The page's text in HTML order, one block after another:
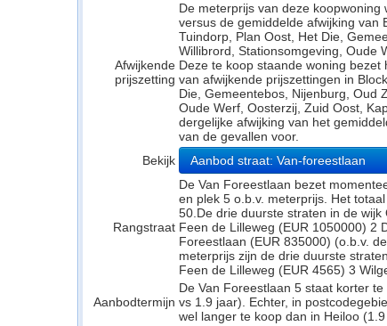
Afwijkende
prijszetting
De meterprijs van deze
versus de gemiddelde afwijking van
Tuindorp, Plan Oost, Het Die,
Willibrord, Stationsomgeving, Oude
Deze te koop staande woning
van afwijkende prijszettingen in
Die, Gemeentebos, Nijenburg, Oud
Oude Werf, Oosterzij, Zuid Oost,
dergelijke afwijking van het
van de gevallen voor.
Bekijk
Aanbod straat: Van-foreestlaan
Rangstraat
De Van Foreestlaan bezet
en plek 5 o.b.v. meterprijs. Het
50.De drie duurste straten in de
Feen de Lilleweg (EUR 1050000) 2
Foreestlaan (EUR 835000) (o.b.v.
meterprijs zijn de drie duurste
Feen de Lilleweg (EUR 4565) 3
Aanbodtermijn
De Van Foreestlaan 5 staat korter
vs 1.9 jaar). Echter, in
wel langer te koop dan in Heiloo (1.9